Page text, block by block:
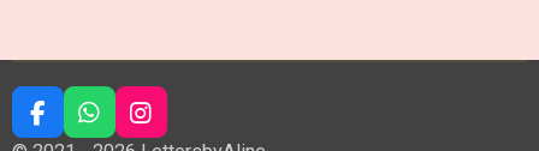
F
a
W
h
I
n